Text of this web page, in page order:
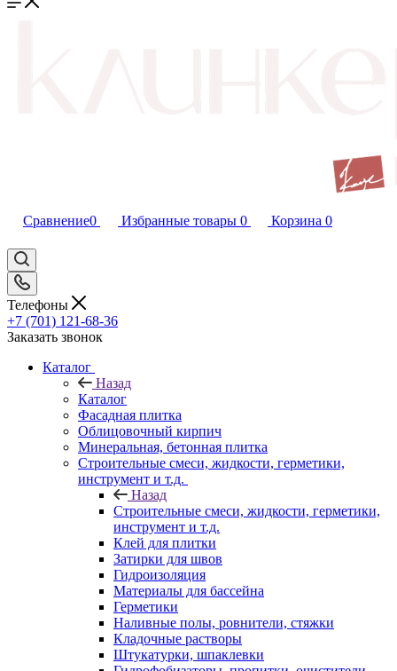
Сравнение0 Избранные товары 0 Корзина 0
Телефоны
+7 (701) 121-68-36
Заказать звонок
Каталог
Назад
Каталог
Фасадная плитка
Облицовочный кирпич
Минеральная, бетонная плитка
Строительные смеси, жидкости, герметики,
инструмент и т.д.
Назад
Строительные смеси, жидкости, герметики,
инструмент и т.д.
Клей для плитки
Затирки для швов
Гидроизоляция
Материалы для бассейна
Герметики
Наливные полы, ровнители, стяжки
Кладочные растворы
Штукатурки, шпаклевки